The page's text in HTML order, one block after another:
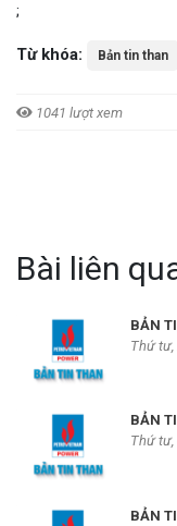
;
Từ khóa: Bản tin than
1041 lượt xem
Bài liên
BẢN
Thứ
BẢN
Thứ
BẢN